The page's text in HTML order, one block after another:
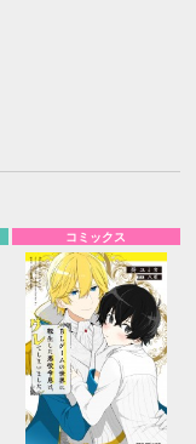
コミックス